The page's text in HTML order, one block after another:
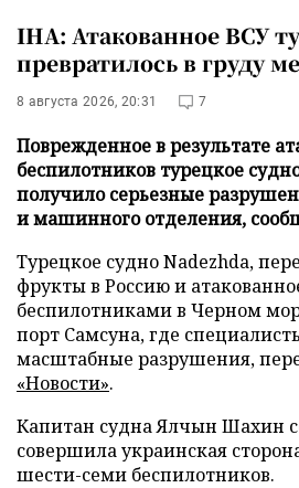
IHA: Атакованное ВСУ
превратилось в груду
8 августа 2026, 20:31 7
Поврежденное в результате
беспилотников турецкое
получило серьезные
и машинного отделения,
Турецкое судно Nadezhda,
фрукты в Россию и
беспилотниками в Черном
порт Самсуна, где
масштабные разрушения,
«Новости».
Капитан судна Ялчын Шахин
совершила украинская
шести-семи беспилотников.